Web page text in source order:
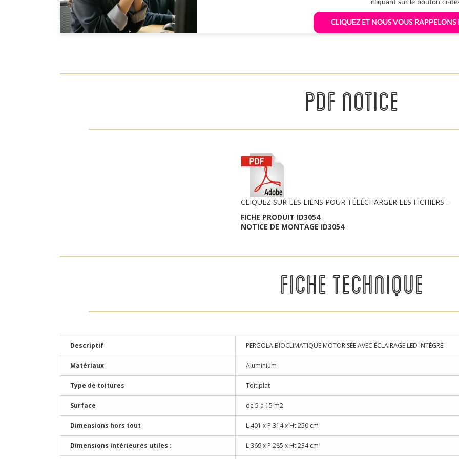
cliquant sur le bouton ci-
CLIQUEZ ET NOUS VOUS
PDF NOTICE
CLIQUEZ SUR LES LIENS POUR TÉLÉCHARGER LES FICHIERS :
FICHE PRODUIT ID3054
NOTICE DE MONTAGE ID3054
FICHE TECHNIQUE
Descriptif PERGOLA BIOCLIMATIQUE MOTORISÉE AVEC ÉCLAIRAGE LED INTÉGRÉ
Matériaux Aluminium
Type de toitures Toit plat
Surface de 5 à 15 m2
Dimensions hors tout L 401 x P 314 x Ht 250 cm
Dimensions intérieures utiles : L 369 x P 285 x Ht 234 cm